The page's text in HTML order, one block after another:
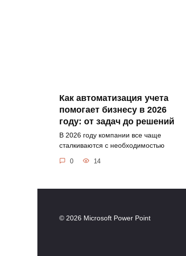
Как автоматизация учета
помогает бизнесу в 2026
году: от задач до решений
В 2026 году компании все чаще
сталкиваются с необходимостью
0 14
© 2026 Microsoft Power Point